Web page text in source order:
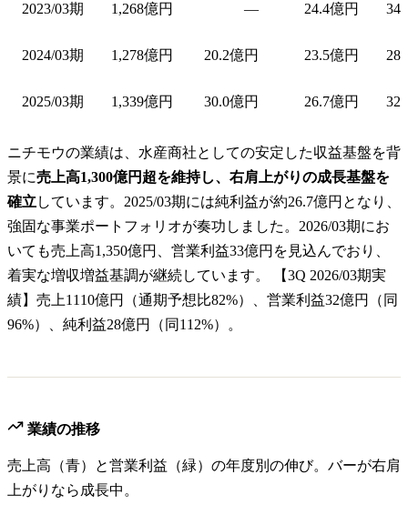
2023/03期 1,268億円 — 24.4億円
2024/03期 1,278億円 20.2億円 23.5億円
2025/03期 1,339億円 30.0億円 26.7億円
ニチモウの業績は、水産商社としての安定した収益基盤を背
景に売上高1,300億円超を維持し、右肩上がりの成長基盤を
確立 しています。2025/03期には純利益が約26.7億円となり、
強固な事業ポートフォリオが奏功しました。2026/03期にお
いても売上高1,350億円、営業利益33億円を見込んでおり、
着実な増収増益基調が継続しています。 【3Q 2026/03期実
績】売上1110億円（通期予想比82%）、営業利益32億円（同
96%）、純利益28億円（同112%）。
業績の推移
売上高（青）と営業利益（緑）の年度別の伸び。バーが右肩
上がりなら成長中。